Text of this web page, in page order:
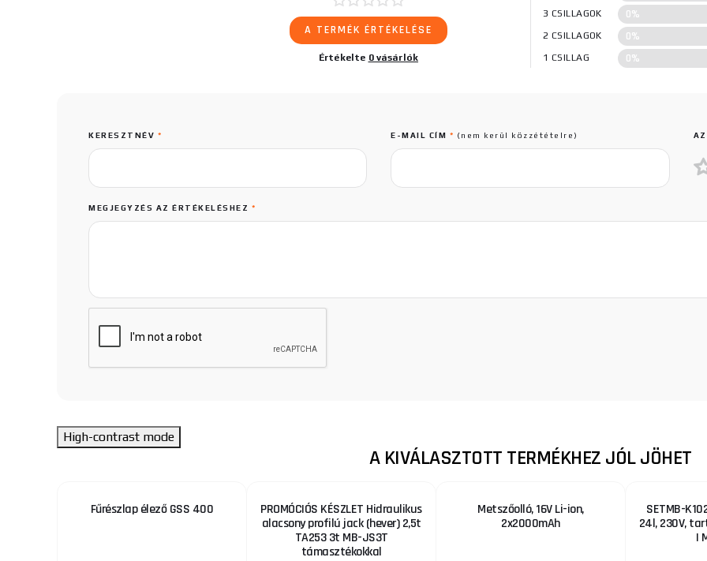
A TERMÉK ÉRTÉKELÉSE
Értékelte 0 vásárlók
3 CSILLAGOK 0%
2 CSILLAGOK 0%
1 CSILLAG 0%
KERESZTNÉV * E-MAIL CÍM * (nem kerül közzétételre)
MEGJEGYZÉS AZ ÉRTÉKELÉSHEZ *
High-contrast mode
A KIVÁLASZTOTT TERMÉKHEZ JÓL JÖHET
Fűrészlap élező GSS 400
PROMÓCIÓS KÉSZLET Hidraulikus
alacsony profilú jack (hever) 2,5t
TA253 3t MB-JS3T
támasztékokkal
Metszőolló, 16V Li-ion,
2x2000mAh
SETMB-
24l, 230V,
|